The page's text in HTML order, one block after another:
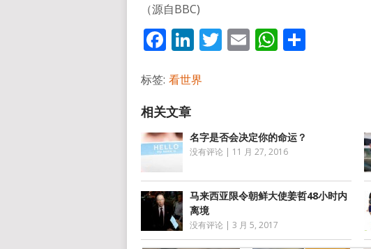
（源自BBC)
Facebook
LinkedIn
Twitter
EmailWhatsApp
标签: 看世界
名字是否会决定你的命运？
没有评论 | 11 月 27, 2016
马来西亚限令朝鲜大使姜哲48小时内
离境
没有评论 | 3 月 5, 2017